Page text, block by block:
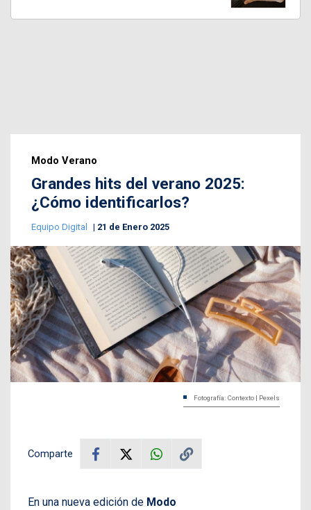
Modo Verano
Grandes hits del verano 2025:
¿Cómo identificarlos?
Equipo Digital 21 de Enero 2025
Fotografía: Contexto | Pexels
Comparte
En una nueva edición de Modo